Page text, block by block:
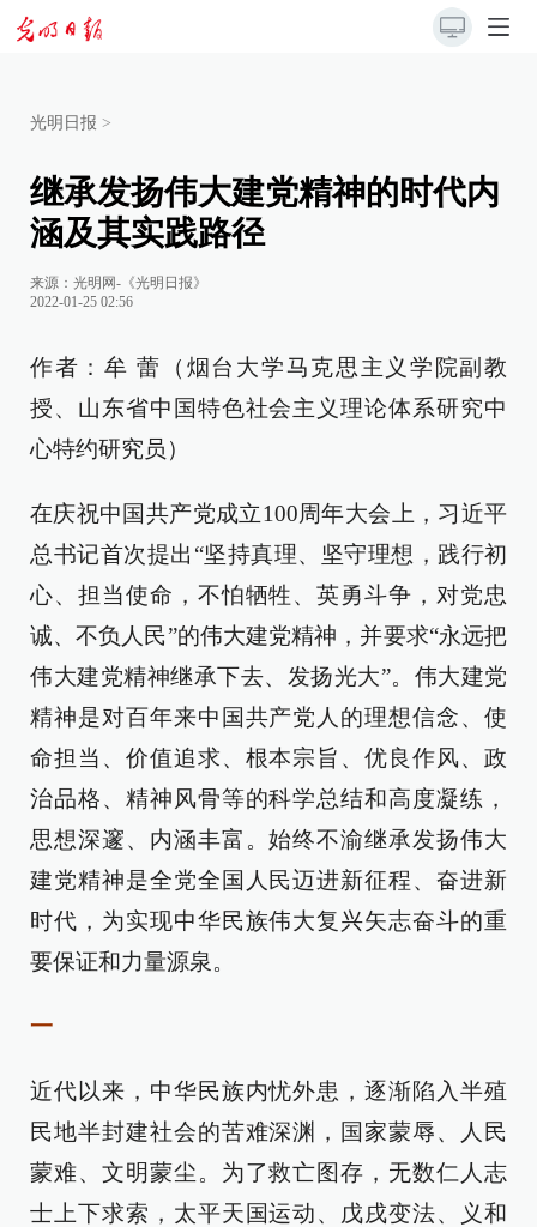
光明日报 >
继承发扬伟大建党精神的时代内
涵及其实践路径
来源： 光明网-《光明日报》
2022-01-25 02:56
作者：牟 蕾（烟台大学马克思主义学院副教
授、山东省中国特色社会主义理论体系研究中
心特约研究员）
在庆祝中国共产党成立100周年大会上，习近平
总书记首次提出“坚持真理、坚守理想，践行初
心、担当使命，不怕牺牲、英勇斗争，对党忠
诚、不负人民”的伟大建党精神，并要求“永远把
伟大建党精神继承下去、发扬光大”。伟大建党
精神是对百年来中国共产党人的理想信念、使
命担当、价值追求、根本宗旨、优良作风、政
治品格、精神风骨等的科学总结和高度凝练，
思想深邃、内涵丰富。始终不渝继承发扬伟大
建党精神是全党全国人民迈进新征程、奋进新
时代，为实现中华民族伟大复兴矢志奋斗的重
要保证和力量源泉。
一
近代以来，中华民族内忧外患，逐渐陷入半殖
民地半封建社会的苦难深渊，国家蒙辱、人民
蒙难、文明蒙尘。为了救亡图存，无数仁人志
士上下求索，太平天国运动、戊戌变法、义和